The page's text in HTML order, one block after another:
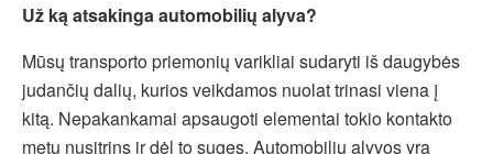
Už ką atsakinga automobilių alyva?
Mūsų transporto priemonių varikliai sudaryti iš daugybės
judančių dalių, kurios veikdamos nuolat trinasi viena į
kitą. Nepakankamai apsaugoti elementai tokio kontakto
metu nusitrins ir dėl to suges. Automobilių alyvos yra